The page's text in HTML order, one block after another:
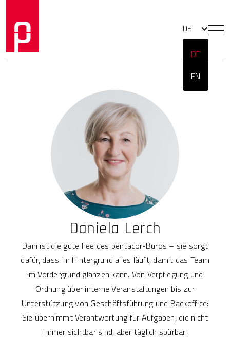
DE
DE
EN
Daniela Lerch
Dani ist die gute Fee des pentacor-Büros – sie sorgt
dafür, dass im Hintergrund alles läuft, damit das Team
im Vordergrund glänzen kann. Von Verpflegung und
Ordnung über interne Veranstaltungen bis zur
Unterstützung von Geschäftsführung und Backoffice:
Sie übernimmt Verantwortung für Aufgaben, die nicht
immer sichtbar sind, aber täglich spürbar.